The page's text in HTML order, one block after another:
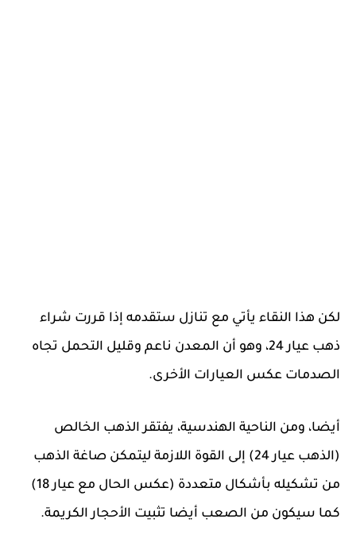
لكن هذا النقاء يأتي مع تنازل ستقدمه إذا قررت شراء
ذهب عيار 24، وهو أن المعدن ناعم وقليل التحمل تجاه
الصدمات عكس العيارات الأخرى.
أيضا، ومن الناحية الهندسية، يفتقر الذهب الخالص
(الذهب عيار 24) إلى القوة اللازمة ليتمكن صاغة الذهب
من تشكيله بأشكال متعددة (عكس الحال مع عيار 18)
كما سيكون من الصعب أيضا تثبيت الأحجار الكريمة.